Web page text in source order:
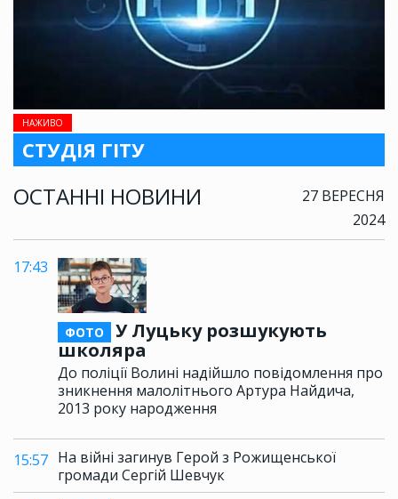
НАЖИВО
СТУДІЯ ГІТУ
ОСТАННІ НОВИНИ
27 ВЕРЕСНЯ
2024
17:43
ФОТО
У Луцьку розшукують
школяра
До поліції Волині надійшло повідомлення про
зникнення малолітнього Артура Найдича,
2013 року народження
15:57 На війні загинув Герой з Рожищенської
громади Сергій Шевчук